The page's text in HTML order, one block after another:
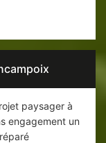
paysager à
engagement un